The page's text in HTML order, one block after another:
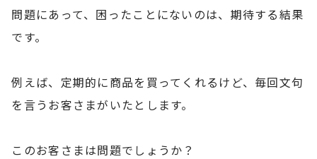
問題にあって、困ったことにないのは、期待する結果
です。
例えば、定期的に商品を買ってくれるけど、毎回文句
を言うお客さまがいたとします。
このお客さまは問題でしょうか？